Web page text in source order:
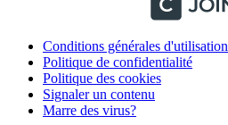
Conditions générales d'utilisation
Politique de confidentialité
Politique des cookies
Signaler un contenu
Marre des virus?